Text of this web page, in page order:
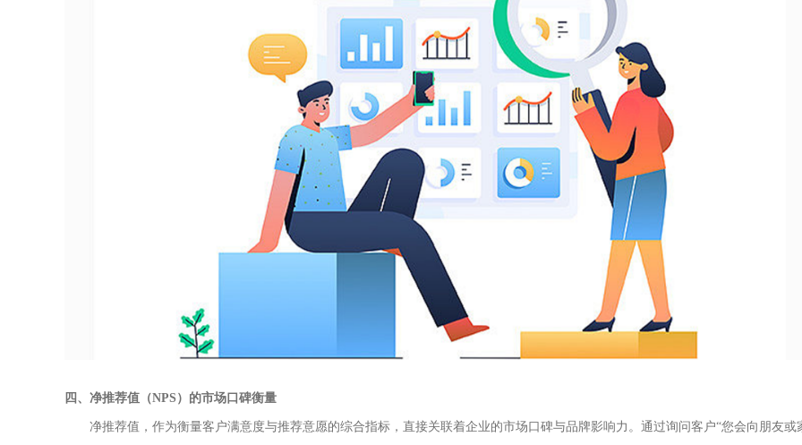
四、净推荐值（NPS）的市场口碑衡量
净推荐值，作为衡量客户满意度与推荐意愿的综合指标，直接关联着企业的市场口碑与品牌影响力。通过询问客户“您会向朋友或